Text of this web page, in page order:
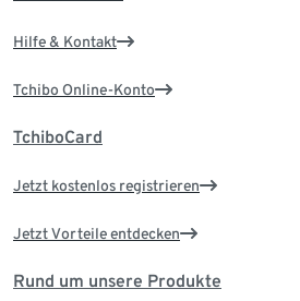
Hilfe & Kontakt
Tchibo Online-Konto
TchiboCard
Jetzt kostenlos registrieren
Jetzt Vorteile entdecken
Rund um unsere Produkte